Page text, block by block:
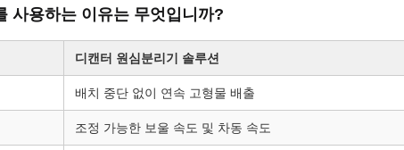
사용하는 이유는 무엇입니까?
디캔터 원심분리기 솔루션
배치 중단 없이 연속 고형물 배출
조정 가능한 보울 속도 및 차동 속도